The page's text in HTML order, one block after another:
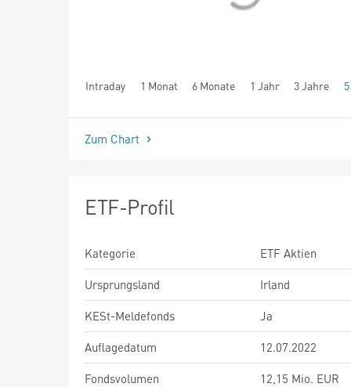
Intraday 1 Monat 6 Monate 1 Jahr 3 Jahre
seit Beginn
Zum Chart
ETF-Profil
Kategorie
ETF Aktien
Ursprungsland
Irland
KESt-Meldefonds
Ja
Auflagedatum
12.07.2022
Fondsvolumen
12,15 Mio. EUR